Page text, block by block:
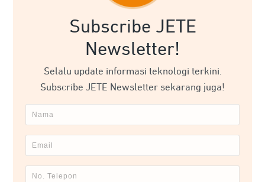
Subscribe JETE
Newsletter!
Selalu update informasi teknologi terkini.
Subscribe JETE Newsletter sekarang juga!